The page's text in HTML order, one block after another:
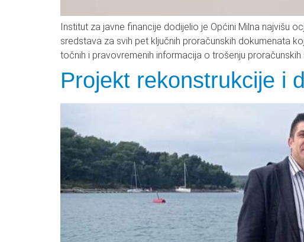
Institut za javne financije dodijelio je Općini Milna najvišu
sredstava za svih pet ključnih proračunskih dokumenata
točnih i pravovremenih informacija o trošenju
Projekt rekonstrukcije i